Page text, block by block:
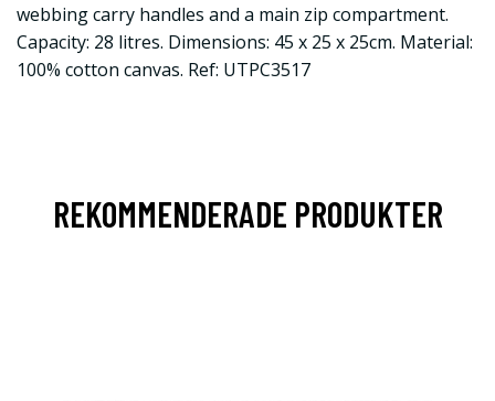
webbing carry handles and a main zip compartment.
Capacity: 28 litres. Dimensions: 45 x 25 x 25cm. Material:
100% cotton canvas. Ref: UTPC3517
REKOMMENDERADE PRODUKTER